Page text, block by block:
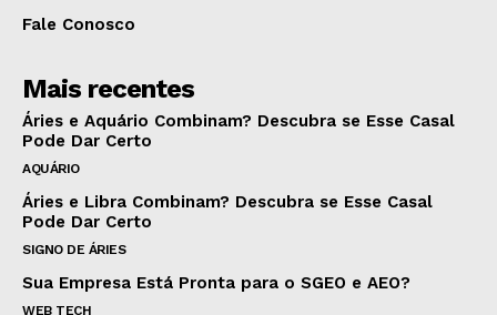
Fale Conosco
Mais recentes
Áries e Aquário Combinam? Descubra se Esse Casal
Pode Dar Certo
AQUÁRIO
Áries e Libra Combinam? Descubra se Esse Casal
Pode Dar Certo
SIGNO DE ÁRIES
Sua Empresa Está Pronta para o SGEO e AEO?
WEB TECH